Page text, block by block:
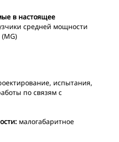
в настоящее
средней мощности
испытания,
по связям с
малогабаритное